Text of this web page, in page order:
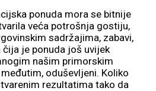
ponuda mora se bitnije
veća potrošnja gostiju,
sadržajima, zabavi,
je ponuda još uvijek
našim primorskim
oduševljeni. Koliko
rezultatima tako da